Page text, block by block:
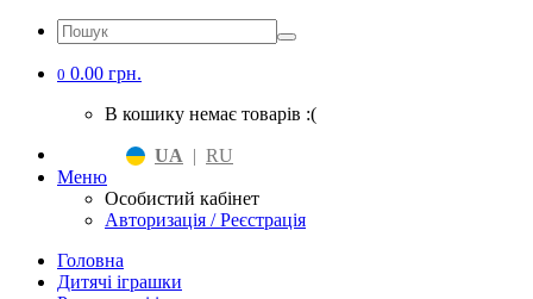
0 0.00 грн.
В кошику немає товарів :(
UA | RU
Меню
Особистий кабінет
Авторизація / Реєстрація
Головна
Дитячі іграшки